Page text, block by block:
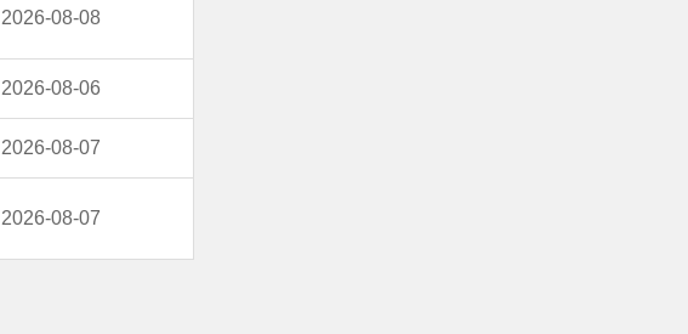
2026-08-08
2026-08-06
2026-08-07
2026-08-07